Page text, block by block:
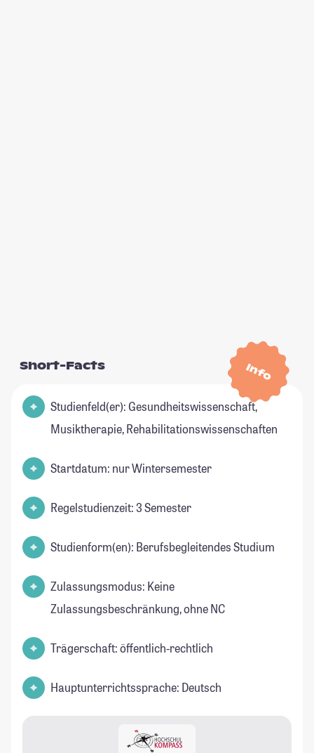
Info
Short-Facts
Studienfeld(er): Gesundheitswissenschaft,
Musiktherapie, Rehabilitationswissenschaften
Startdatum: nur Wintersemester
Regelstudienzeit: 3 Semester
Studienform(en): Berufsbegleitendes Studium
Zulassungsmodus: Keine
Zulassungsbeschränkung, ohne NC
Trägerschaft: öffentlich-rechtlich
Hauptunterrichtssprache: Deutsch